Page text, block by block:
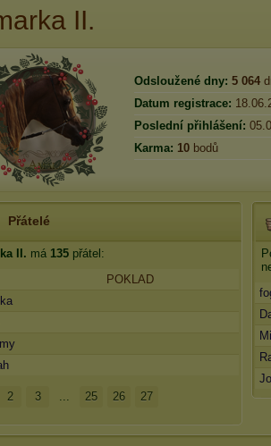
II.
Odsloužené dny: 5 064
Datum registrace:
Poslední přihlášení:
Karma: 10 bodů
Přátelé
II. má 135 přátel:
POKLAD
2 3 ... 25 26 27